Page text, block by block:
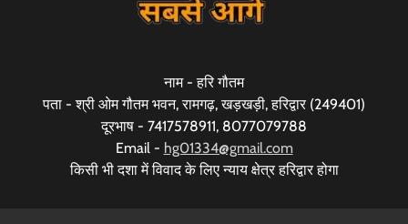
नाम - हरि गौतम
पता - श्री ओम गौतम भवन, रामगढ़, खड़खड़ी, हरिद्वार (249401)
दूरभाष - 7417578911, 8077079788
Email - hg01334@gmail.com
किसी भी दशा में विवाद के लिए न्याय क्षेत्र हरिद्वार होगा